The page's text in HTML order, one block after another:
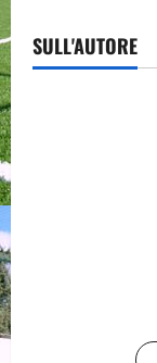
SULL'AUTORE